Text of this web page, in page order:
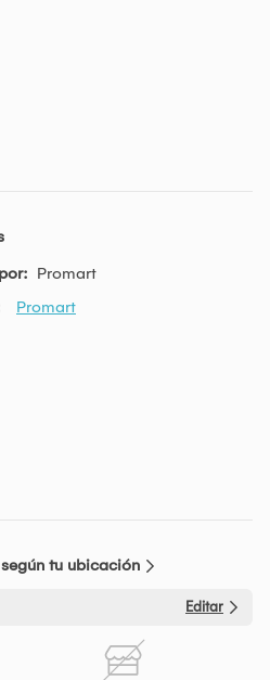
Promart
Promart
tu ubicación
Editar